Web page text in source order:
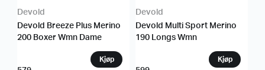
Devold
Devold Breeze Plus Merino
200 Boxer Wmn Dame
Devold
Devold Multi Sport Merino
190 Longs Wmn